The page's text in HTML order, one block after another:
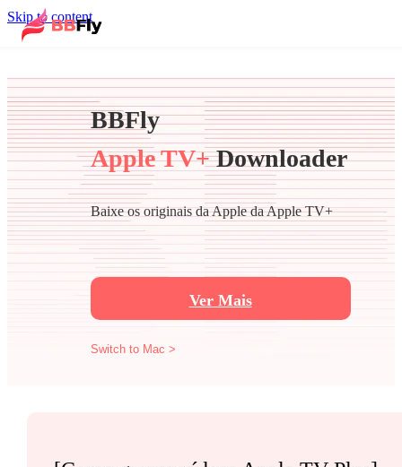
Skip to content
BBFly
Apple TV+Downloader
Baixe os originais da Apple da Apple TV+
Ver Mais
Switch to Mac >